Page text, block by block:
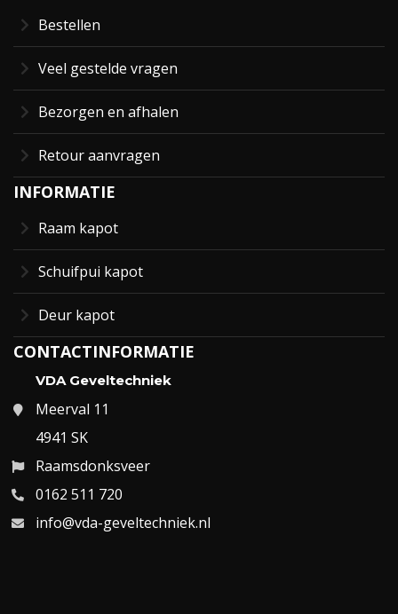
Bestellen
Veel gestelde vragen
Bezorgen en afhalen
Retour aanvragen
INFORMATIE
Raam kapot
Schuifpui kapot
Deur kapot
CONTACTINFORMATIE
VDA Geveltechniek
Meerval 11
4941 SK
Raamsdonksveer
0162 511 720
info@vda-geveltechniek.nl